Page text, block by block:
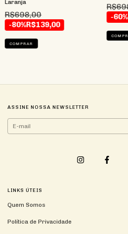
Laranja
R$698,00
-80%R$139,00
COMPRAR
-60%
ASSINE NOSSA NEWSLETTER
LINKS ÚTEIS
Quem Somos
Política de Privacidade